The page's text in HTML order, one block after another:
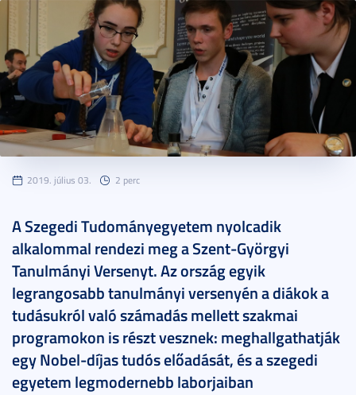
2019. július 03. 2 perc
A Szegedi Tudományegyetem nyolcadik
alkalommal rendezi meg a Szent-Györgyi
Tanulmányi Versenyt. Az ország egyik
legrangosabb tanulmányi versenyén a diákok a
tudásukról való számadás mellett szakmai
programokon is részt vesznek: meghallgathatják
egy Nobel-díjas tudós előadását, és a szegedi
egyetem legmodernebb laborjaiban